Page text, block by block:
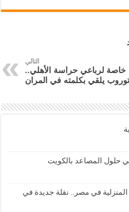
التالي
خاصة لرباعي حراسة الأهلي..
يلقي بكلمته في المران
في مصر.. نقلة جديدة في